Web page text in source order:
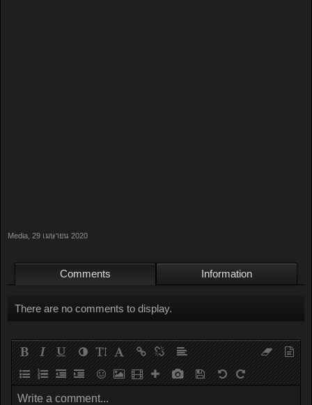
Media 29 เมษายน 2020
Comments Information
There are no comments to display.
Write a comment...